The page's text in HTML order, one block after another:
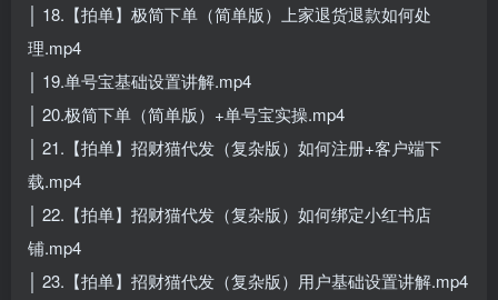
│ 18.【拍单】极简下单（简单版）上家退货退款如何处
理.mp4
│ 19.单号宝基础设置讲解.mp4
│ 20.极简下单（简单版）+单号宝实操.mp4
│ 21.【拍单】招财猫代发（复杂版）如何注册+客户端下
载.mp4
│ 22.【拍单】招财猫代发（复杂版）如何绑定小红书店
铺.mp4
│ 23.【拍单】招财猫代发（复杂版）用户基础设置讲解.mp4